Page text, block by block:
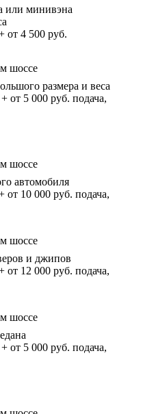
или минивэна
от 4 500 руб.
размера и веса
от 5 000 руб. подача,
автомобиля
от 10 000 руб. подача,
и джипов
от 12 000 руб. подача,
от 5 000 руб. подача,